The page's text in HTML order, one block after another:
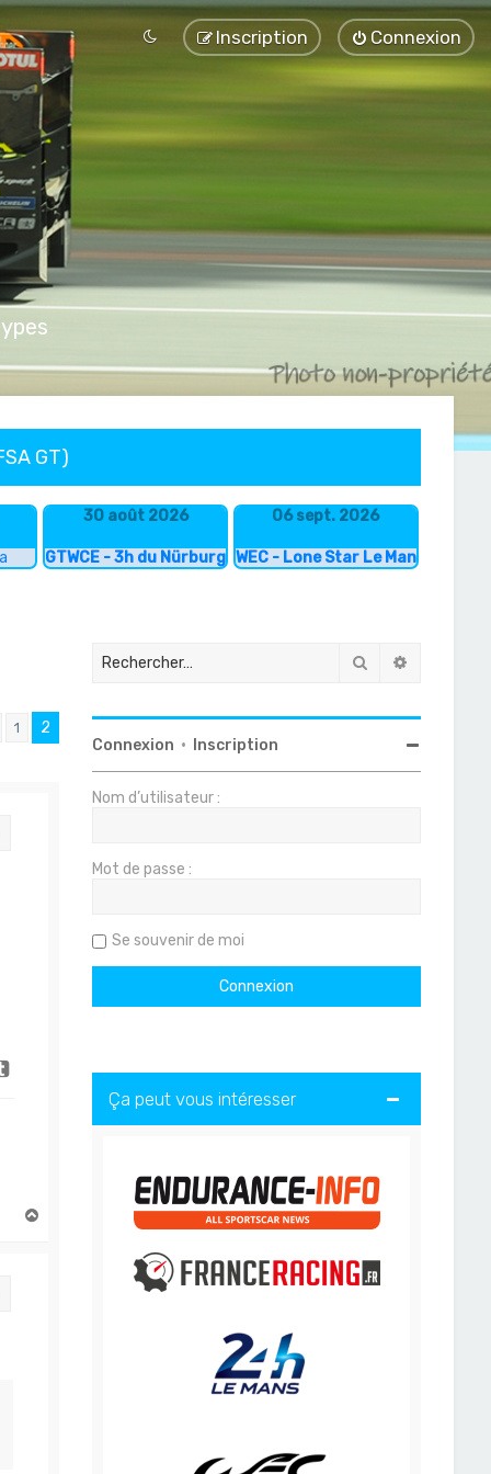
Connexion
Inscription
GT)
30 août 2026
GTWCE - 3h du Nürburgring
06 sept. 2026
WEC - Lone Star Le Mans
Précédent
1 2
Rechercher
Connexion • Inscription
Nom d’utilisateur :
Mot de passe :
Se souvenir de moi
Ça peut vous intéresser